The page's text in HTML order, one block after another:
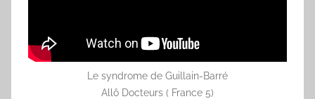
Le syndrome de Guillain-Barré
Allô Docteurs ( France 5)